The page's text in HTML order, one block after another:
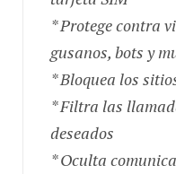
* Protege contra
gusanos, bots y
* Bloquea los
* Filtra las
deseados
* Oculta